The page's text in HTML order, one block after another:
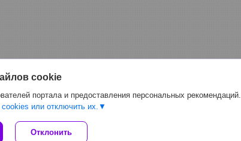
Deal.by
cookie
портала и предоставления персональных рекомендаций.
или отключить их.
Отклонить